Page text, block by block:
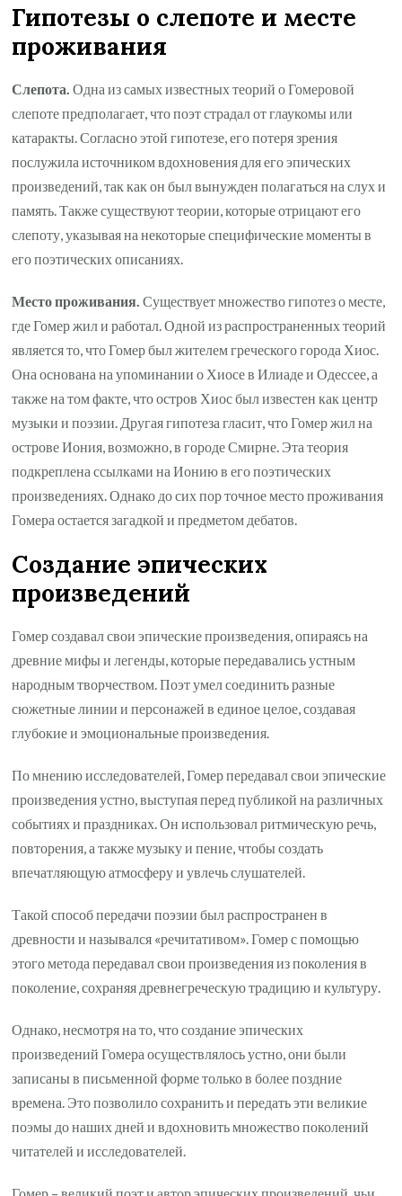
Гипотезы о слепоте и месте
проживания
Слепота. Одна из самых известных теорий о Гомеровой
слепоте предполагает, что поэт страдал от глаукомы или
катаракты. Согласно этой гипотезе, его потеря зрения
послужила источником вдохновения для его эпических
произведений, так как он был вынужден полагаться на слух и
память. Также существуют теории, которые отрицают его
слепоту, указывая на некоторые специфические моменты в
его поэтических описаниях.
Место проживания. Существует множество гипотез о месте,
где Гомер жил и работал. Одной из распространенных теорий
является то, что Гомер был жителем греческого города Хиос.
Она основана на упоминании о Хиосе в Илиаде и Одессее, а
также на том факте, что остров Хиос был известен как центр
музыки и поэзии. Другая гипотеза гласит, что Гомер жил на
острове Иония, возможно, в городе Смирне. Эта теория
подкреплена ссылками на Ионию в его поэтических
произведениях. Однако до сих пор точное место проживания
Гомера остается загадкой и предметом дебатов.
Создание эпических
произведений
Гомер создавал свои эпические произведения, опираясь на
древние мифы и легенды, которые передавались устным
народным творчеством. Поэт умел соединить разные
сюжетные линии и персонажей в единое целое, создавая
глубокие и эмоциональные произведения.
По мнению исследователей, Гомер передавал свои эпические
произведения устно, выступая перед публикой на различных
событиях и праздниках. Он использовал ритмическую речь,
повторения, а также музыку и пение, чтобы создать
впечатляющую атмосферу и увлечь слушателей.
Такой способ передачи поэзии был распространен в
древности и назывался «речитативом». Гомер с помощью
этого метода передавал свои произведения из поколения в
поколение, сохраняя древнегреческую традицию и культуру.
Однако, несмотря на то, что создание эпических
произведений Гомера осуществлялось устно, они были
записаны в письменной форме только в более поздние
времена. Это позволило сохранить и передать эти великие
поэмы до наших дней и вдохновить множество поколений
читателей и исследователей.
Гомер – великий поэт и автор эпических произведений, чьи